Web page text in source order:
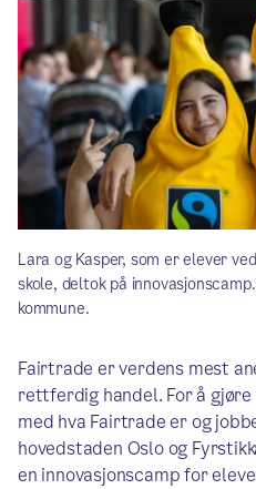
Lara og Kasper, som er elever
skole, deltok på
kommune.
Fairtrade er verdens mest
rettferdig handel. For å
med hva Fairtrade er og
hovedstaden Oslo og
en innovasjonscamp for